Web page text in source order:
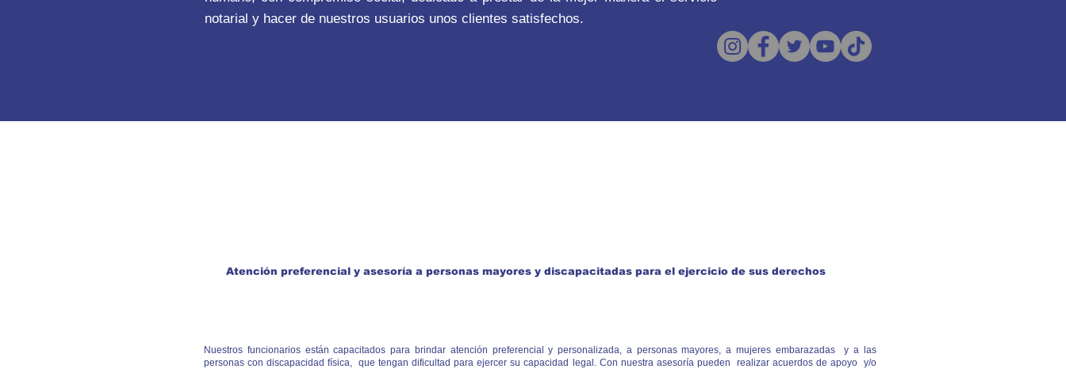
notarial y hacer de nuestros usuarios unos clientes satisfechos.
Atención preferencial y asesoría a personas mayores y discapacitadas para el ejercicio de sus derechos
Nuestros funcionarios están capacitados para brindar atención preferencial y personalizada, a personas mayores, a mujeres embarazadas y a las
personas con discapacidad física, que tengan dificultad para ejercer su capacidad legal. Con nuestra asesoría pueden realizar acuerdos de apoyo y/o